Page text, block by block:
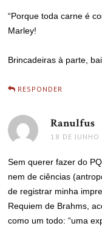
“Porque toda carne é
Marley!
Brincadeiras à parte,
RESPONDER
Ranulfus
18 DE
Sem querer fazer do
nem de ciências
de registrar minha
Requiem de Brahms,
como um todo: “uma